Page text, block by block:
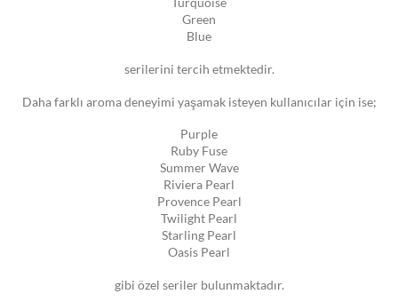
Green
Blue
serilerini tercih etmektedir.
Daha farklı aroma deneyimi yaşamak isteyen kullanıcılar için ise;
Purple
Ruby Fuse
Summer Wave
Riviera Pearl
Provence Pearl
Twilight Pearl
Starling Pearl
Oasis Pearl
gibi özel seriler bulunmaktadır.